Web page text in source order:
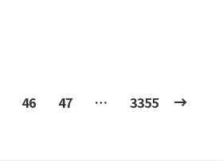
46 47 … 3355